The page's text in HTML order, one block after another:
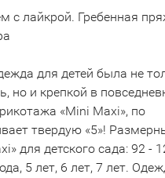
с лайкрой. Гребенная
для детей была не
но и крепкой в
«Mini Maxi», по
твердую «5»!
для детского сада: 92 -
5 лет, 6 лет, 7 лет.